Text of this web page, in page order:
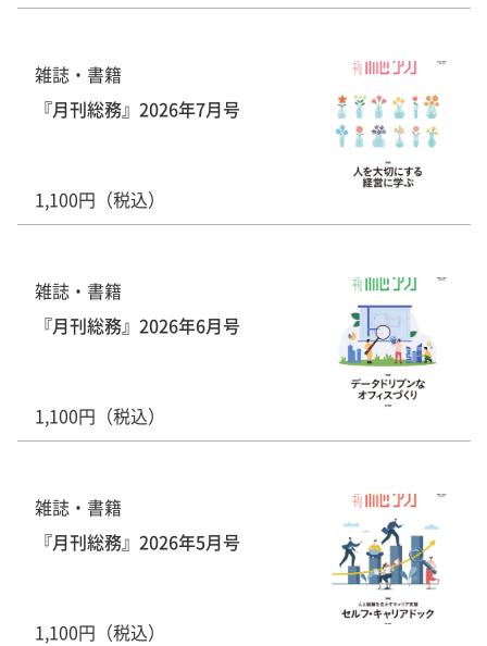
雑誌・書籍
『月刊総務』2026年7月号
1,100円（税込）
雑誌・書籍
『月刊総務』2026年6月号
1,100円（税込）
雑誌・書籍
『月刊総務』2026年5月号
1,100円（税込）